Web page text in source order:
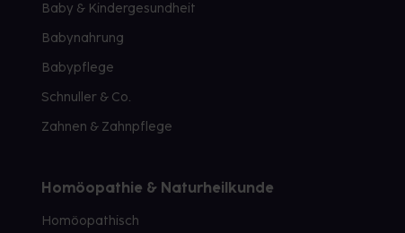
Baby & Kindergesundheit
Babynahrung
Babypflege
Schnuller & Co.
Zahnen & Zahnpflege
Homöopathie & Naturheilkunde
Homöopathisch